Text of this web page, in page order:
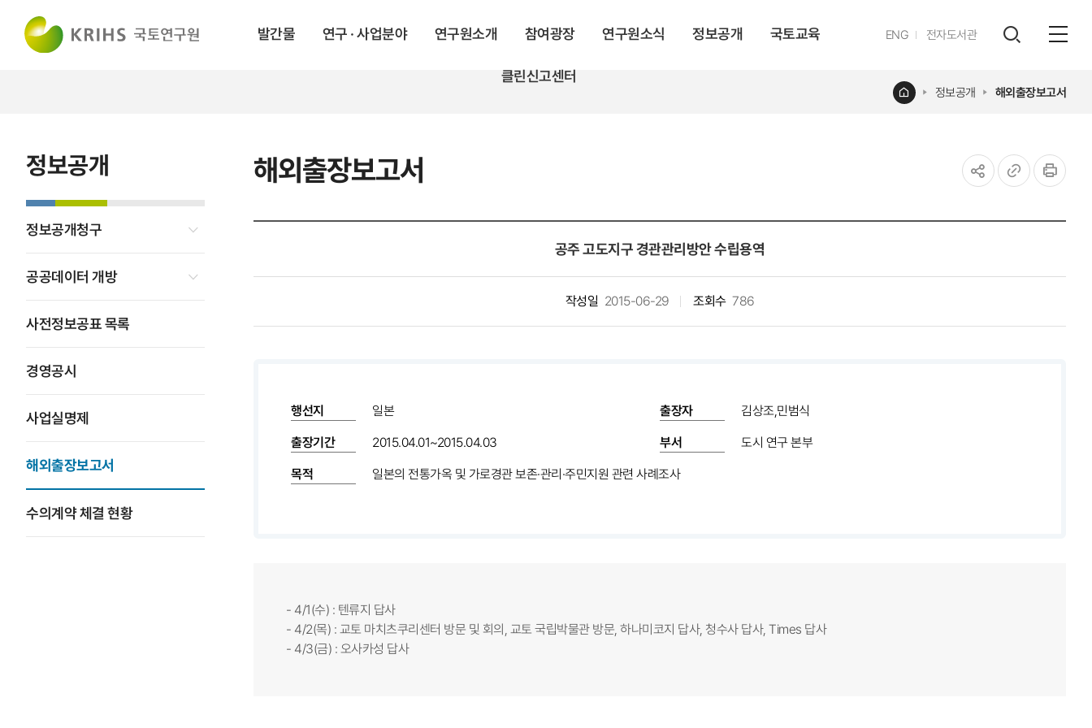
발간물 연구 · 사업분야 연구원소개 참여광장 연구원소식 정보공개 국토교육
클린신고센터
ENG영문전자도서관
레이어
해외출장보고서
홈 정보공개 해외출장보고서
정보공개
정보공개청구
공공데이터 개방
사전정보공표 목록
경영공시
사업실명제
해외출장보고서
수의계약 체결 현황
공주 고도지구 경관관리방안 수립용역
작성일 2015-06-29 조회수 786
행선지 일본 출장자 김상조,민범식
출장기간 2015.04.01~2015.04.03 부서 도시 연구 본부
목적 일본의 전통가옥 및 가로경관 보존·관리·주민지원 관련 사례조사
- 4/1(수) : 텐류지 답사
- 4/2(목) : 교토 마치츠쿠리센터 방문 및 회의, 교토 국립박물관 방문, 하나미코지 답사, 청수사 답사, Times 답사
- 4/3(금) : 오사카성 답사